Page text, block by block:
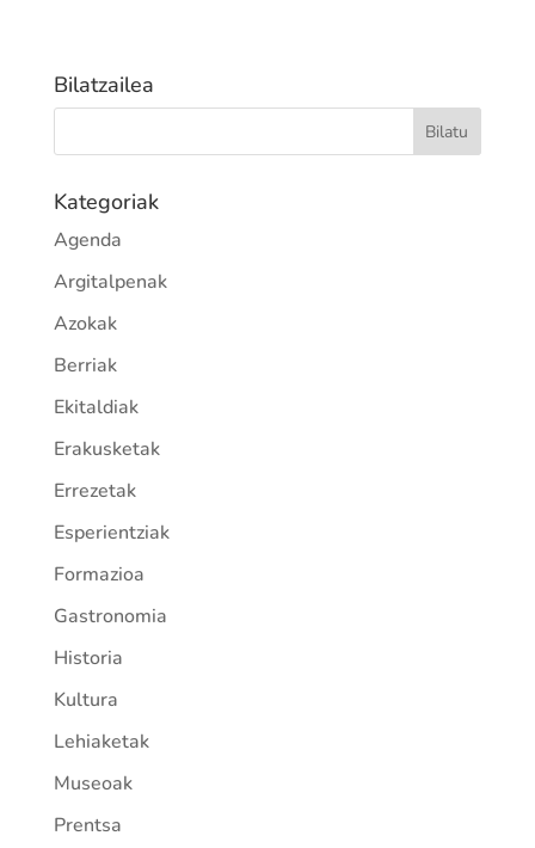
Bilatzailea
Kategoriak
Agenda
Argitalpenak
Azokak
Berriak
Ekitaldiak
Erakusketak
Errezetak
Esperientziak
Formazioa
Gastronomia
Historia
Kultura
Lehiaketak
Museoak
Prentsa